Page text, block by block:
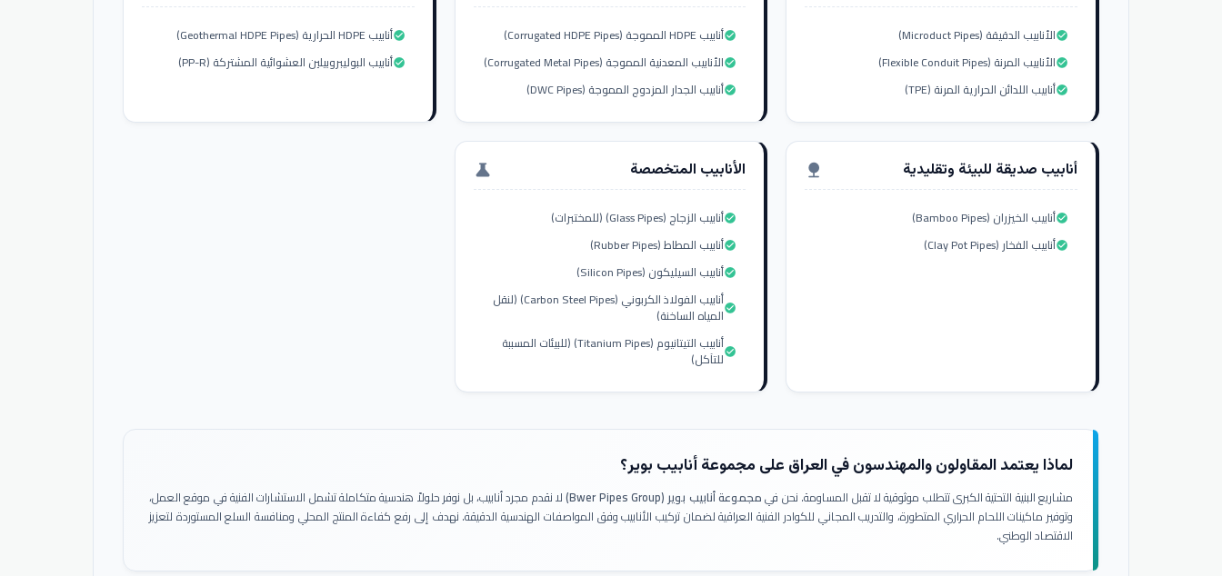
الأنابيب الدقيقة (Microduct Pipes)check_circle
الأنابيب المرنة (Flexible Conduit Pipes)check_circle
أنابيب اللدائن الحرارية المرنة (TPE)check_circle
أنابيب HDPE المموجة (Corrugated HDPE Pipes)check_circle
الأنابيب المعدنية المموجة (Corrugated Metal Pipes)check_circle
أنابيب الجدار المزدوج المموجة (DWC Pipes)check_circle
أنابيب HDPE الحرارية (Geothermal HDPE Pipes)check_circle
أنابيب البوليبروبيلين العشوائية المشتركة (PP-R)check_circle
أنابيب صديقة للبيئة وتقليدية nature
أنابيب الخيزران (Bamboo Pipes)check_circle
أنابيب الفخار (Clay Pot Pipes)check_circle
الأنابيب المتخصصة science
أنابيب الزجاج (Glass Pipes) (للمختبرات)check_circle
أنابيب المطاط (Rubber Pipes)check_circle
أنابيب السيليكون (Silicon Pipes)check_circle
أنابيب الفولاذ الكربوني (Carbon Steel Pipes) (لنقل
المياه الساخنة)check_circle
أنابيب التيتانيوم (Titanium Pipes) (للبيئات المسببة
للتآكل)check_circle
لماذا يعتمد المقاولون والمهندسون في العراق على مجموعة أنابيب بوير؟
مشاريع البنية التحتية الكبرى تتطلب موثوقية لا تقبل المساومة. نحن فيمجموعة أنابيب بوير (Bwer Pipes Group)
لا نقدم مجرد أنابيب، بل نوفر حلولاً هندسية متكاملة تشمل الاستشارات الفنية في موقع العمل،
وتوفير ماكينات اللحام الحراري المتطورة، والتدريب المجاني للكوادر الفنية العراقية لضمان تركيب الأنابيب وفق المواصفات الهندسية الدقيقة. نهدف إلى رفع كفاءة المنتج المحلي ومنافسة السلع المستوردة لتعزيز
الاقتصاد الوطني.